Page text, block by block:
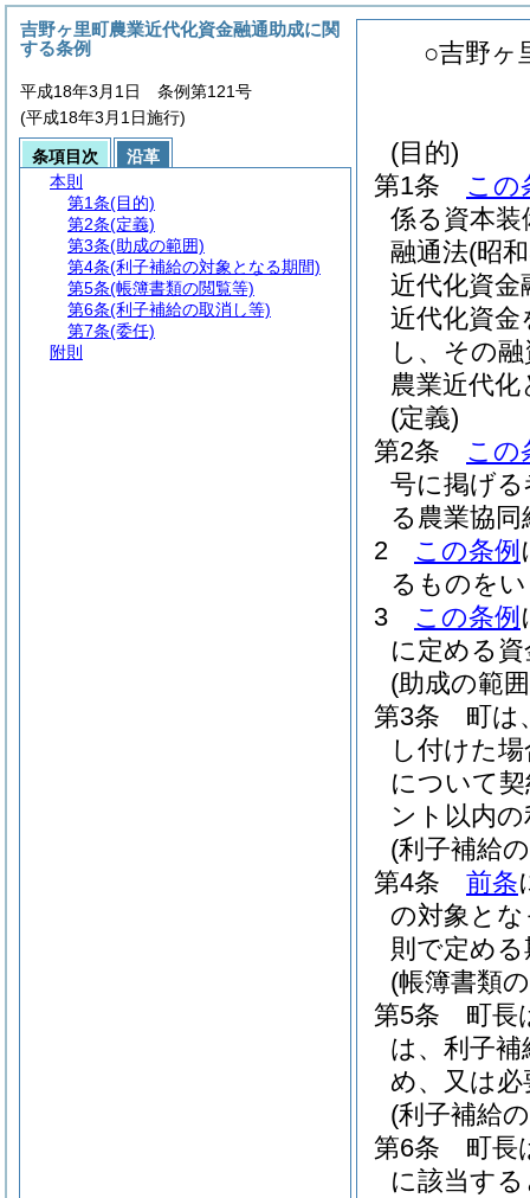
○吉野ヶ
(目的)
第1条
この
係る資本装
融通法(昭
近代化資金
近代化資
し、その
農業近代
(定義)
第2条
この
号に掲げる
る農業協同
2
この条例
るものを
3
この条例
に定める
(助成の範
第3条
町は
し付けた
について
ント以内
(利子補給
第4条
前条
の対象と
則で定め
(帳簿書類
第5条
町長
は、利子
め、又は
(利子補給
第6条
町長
に該当す
吉野ヶ里町農業近代化資金融通助成に関
する条例
平成18年3月1日 条例第121号
(平成18年3月1日施行)
条項目次
沿革
本則
第1条(目的)
第2条(定義)
第3条(助成の範囲)
第4条(利子補給の対象となる期間)
第5条(帳簿書類の閲覧等)
第6条(利子補給の取消し等)
第7条(委任)
附則